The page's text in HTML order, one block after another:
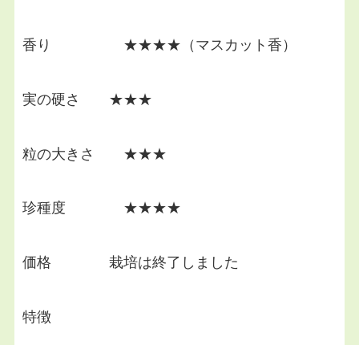
香り ★★★★（マスカット香）
実の硬さ ★★★
粒の大きさ ★★★
珍種度 ★★★★
価格 栽培は終了しました
特徴